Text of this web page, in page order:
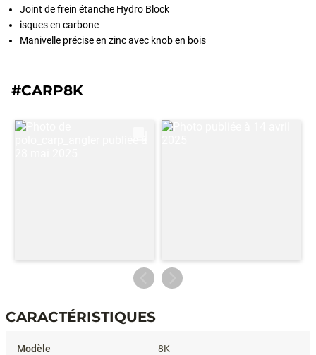
Joint de frein étanche Hydro Block
isques en carbone
Manivelle précise en zinc avec knob en bois
#CARP8K
CARACTÉRISTIQUES
8K